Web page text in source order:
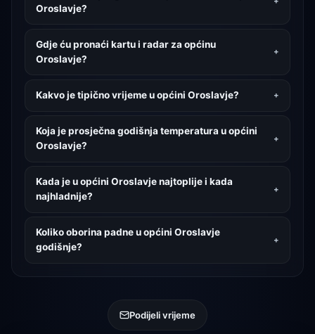
Oroslavje?
Gdje ću pronaći kartu i radar za općinu
Oroslavje?
Kakvo je tipično vrijeme u općini Oroslavje?
Koja je prosječna godišnja temperatura u općini
Oroslavje?
Kada je u općini Oroslavje najtoplije i kada
najhladnije?
Koliko oborina padne u općini Oroslavje
godišnje?
Podijeli vrijeme